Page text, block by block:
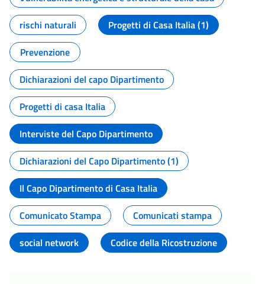
rischi naturali
Progetti di Casa Italia (1)
Prevenzione
Dichiarazioni del capo Dipartimento
Progetti di casa Italia
Interviste del Capo Dipartimento
Dichiarazioni del Capo Dipartimento (1)
Il Capo Dipartimento di Casa Italia
Comunicato Stampa
Comunicati stampa
social network
Codice della Ricostruzione